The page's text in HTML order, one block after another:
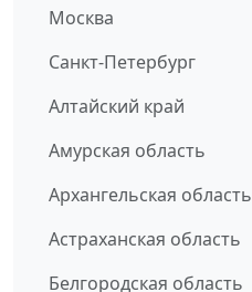
Москва
Санкт-Петербург
Алтайский край
Амурская область
Архангельская область
Астраханская область
Белгородская область